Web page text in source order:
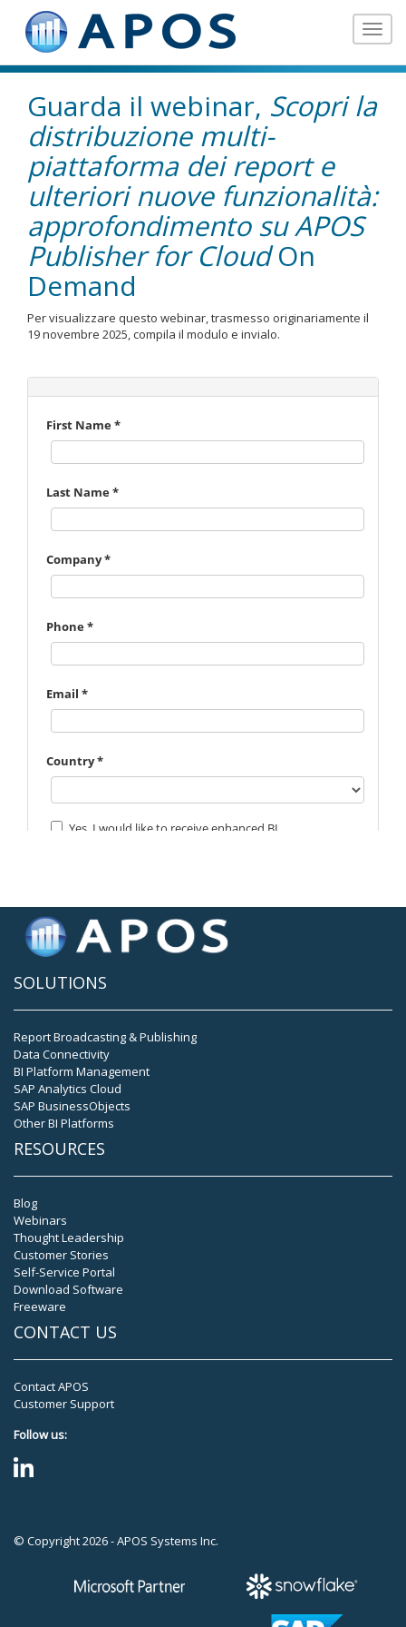
Toggle
Guarda il webinar, Scopri la
distribuzione multi-
piattaforma dei report e
ulteriori nuove funzionalità:
approfondimento su APOS
Publisher for CloudOn
Demand
Per visualizzare questo webinar, trasmesso originariamente il
19 novembre 2025, compila il modulo e invialo.
SOLUTIONS
Report Broadcasting & Publishing
Data Connectivity
BI Platform Management
SAP Analytics Cloud
SAP BusinessObjects
Other BI Platforms
RESOURCES
Blog
Webinars
Thought Leadership
Customer Stories
Self-Service Portal
Download Software
Freeware
CONTACT US
Contact APOS
Customer Support
Follow us:
© Copyright 2026 - APOS Systems Inc.